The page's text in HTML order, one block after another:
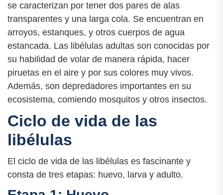
se caracterizan por tener dos pares de alas
transparentes y una larga cola. Se encuentran en
arroyos, estanques, y otros cuerpos de agua
estancada. Las libélulas adultas son conocidas por
su habilidad de volar de manera rápida, hacer
piruetas en el aire y por sus colores muy vivos.
Además, son depredadores importantes en su
ecosistema, comiendo mosquitos y otros insectos.
Ciclo de vida de las
libélulas
El ciclo de vida de las libélulas es fascinante y
consta de tres etapas: huevo, larva y adulto.